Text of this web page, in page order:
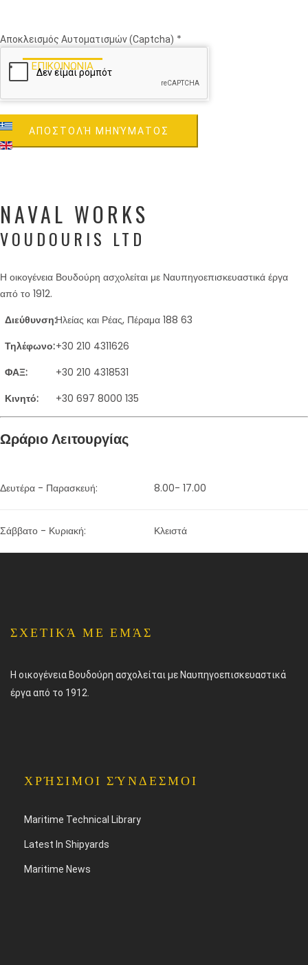
ΕΠΙΚΟΙΝΩΝΙΑ
Αποκλεισμός Αυτοματισμών (Captcha) *
ΑΠΟΣΤΟΛΉ ΜΗΝΎΜΑΤΟΣ
NAVAL WORKS
VOUDOURIS LTD
Η οικογένεια Βουδούρη ασχολείται με Ναυπηγοεπισκευαστικά έργα
από το 1912.
Διεύθυνση:Ηλείας και Ρέας, Πέραμα 188 63
Τηλέφωνο:+30 210 4311626
ΦΑΞ:
+30 210 4318531
Κινητό:
+30 697 8000 135
Ωράριο Λειτουργίας
Δευτέρα - Παρασκευή: 8.00- 17.00
Σάββατο - Κυριακή: Κλειστά
ΣΧΕΤΙΚΆ ΜΕ ΕΜΆΣ
Η οικογένεια Βουδούρη ασχολείται με Ναυπηγοεπισκευαστικά
έργα από το 1912.
ΧΡΉΣΙΜΟΙ ΣΎΝΔΕΣΜΟΙ
Maritime Technical Library
Latest In Shipyards
Maritime News